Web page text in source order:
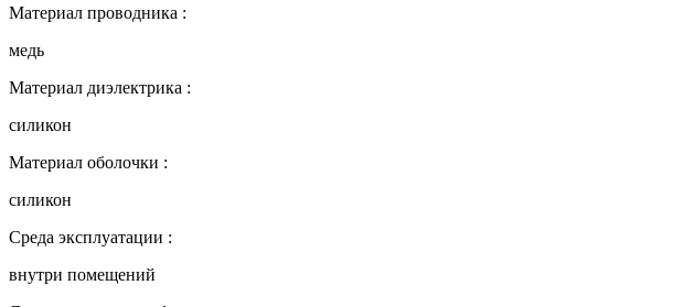
Материал проводника :
медь
Материал диэлектрика :
силикон
Материал оболочки :
силикон
Среда эксплуатации :
внутри помещений